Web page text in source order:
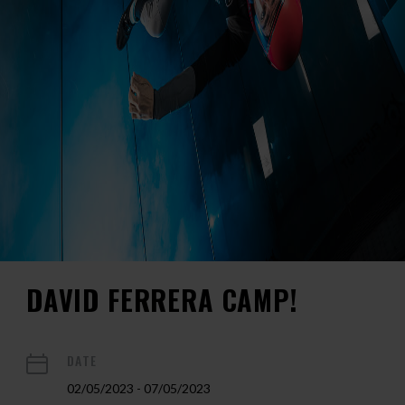
DAVID FERRERA CAMP!
02/05/2023 - 07/05/2023